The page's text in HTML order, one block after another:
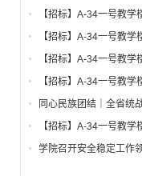
公告
【招标】A-34一号教学
找坡层及保温层工程招
【招标】A-34一号教学
给水、电气、通风系统
调试工程招标公告
【招标】A-34一号教学
箱、柜采购招标文件
【招标】A-34一号教学
铝合金窗深化设计、制
标公告
同心民族团结｜全省统
点工作推进会召开
【招标】A-34一号教学
保温及饰面工程招标公
学院召开安全稳定工作